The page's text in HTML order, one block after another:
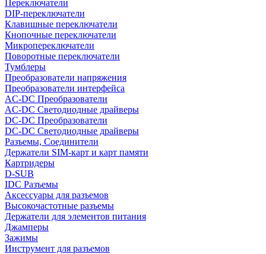
Переключатели
DIP-переключатели
Клавишные переключатели
Кнопочные переключатели
Микропереключатели
Поворотные переключатели
Тумблеры
Преобразователи напряжения
Преобразователи интерфейса
AC-DC Преобразователи
AC-DC Светодиодные драйверы
DC-DC Преобразователи
DC-DC Светодиодные драйверы
Разъемы, Соединители
Держатели SIM-карт и карт памяти
Картридеры
D-SUB
IDC Разъемы
Аксессуары для разъемов
Высокочастотные разъемы
Держатели для элементов питания
Джамперы
Зажимы
Инструмент для разъемов